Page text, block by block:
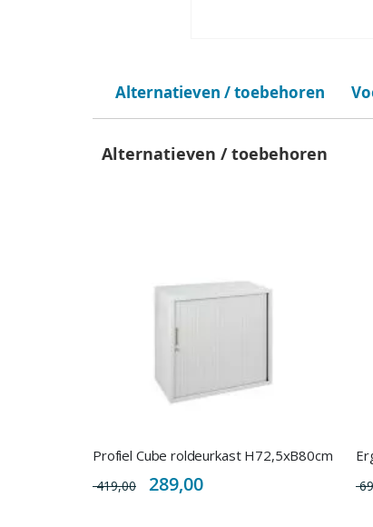
Alternatieven / toebehoren
Alternatieven / toebehoren
Profiel Cube roldeurkast H72,5xB80cm
419,00
Special
Price
289,00